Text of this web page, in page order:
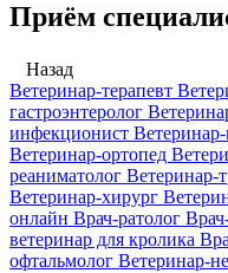
Приём
Назад
Ветеринар-терапевт
гастроэнтеролог
инфекционист
Ветеринар-ортопед
реаниматолог Ветеринар-
Ветеринар-хирург
онлайн Врач-ратолог
ветеринар для кролика
офтальмолог Ветеринар-